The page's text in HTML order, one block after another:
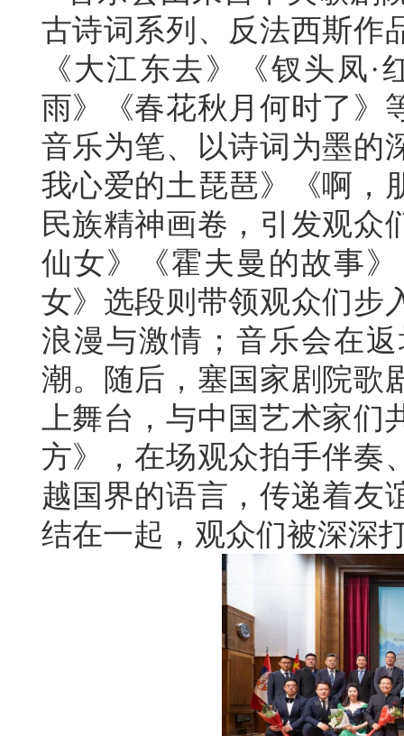
古诗词系列、反法西斯作
《大江东去》《钗头凤
雨》《春花秋月何时了》
音乐为笔、以诗词为墨的
我心爱的土琵琶》《啊，
民族精神画卷，引发观众
仙女》《霍夫曼的故事
女》选段则带领观众们步
浪漫与激情；音乐会在
潮。随后，塞国家剧院歌
上舞台，与中国艺术家
方》，在场观众拍手伴奏
越国界的语言，传递着友
结在一起，观众们被深深